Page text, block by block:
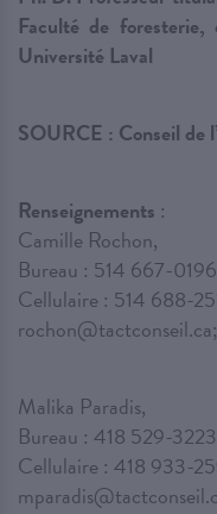
Faculté de foresterie,
Université Laval
SOURCE : Conseil de
Renseignements :
Camille Rochon,
Bureau : 514 667-
Cellulaire : 514 688-
rochon@tactconseil.ca;
Malika Paradis,
Bureau : 418 529-
Cellulaire : 418 933-